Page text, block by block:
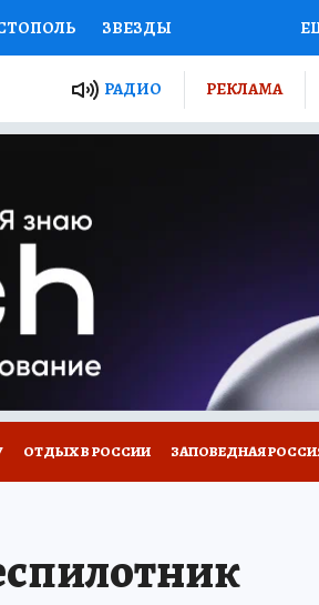
ЗВЕЗДЫ
ПРОЕКТЫ РОССИИ
ПУТЕВОДИТЕЛЬ
РАДИО РЕКЛАМА
ОТДЫХ В РОССИИ ЗАПОВЕДНАЯ